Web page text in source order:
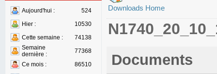
Aujourd'hui :
524
Hier :
10530
Cette semaine :
74138
Semaine
dernière :
77368
Ce mois :
86510
Downloads Home
Documents